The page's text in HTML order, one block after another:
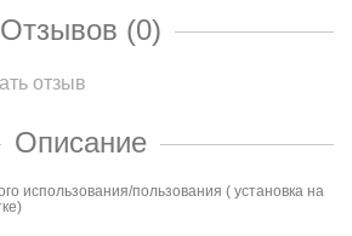
Отзывов (0)
отзыв
Описание
использования/пользования ( установка на